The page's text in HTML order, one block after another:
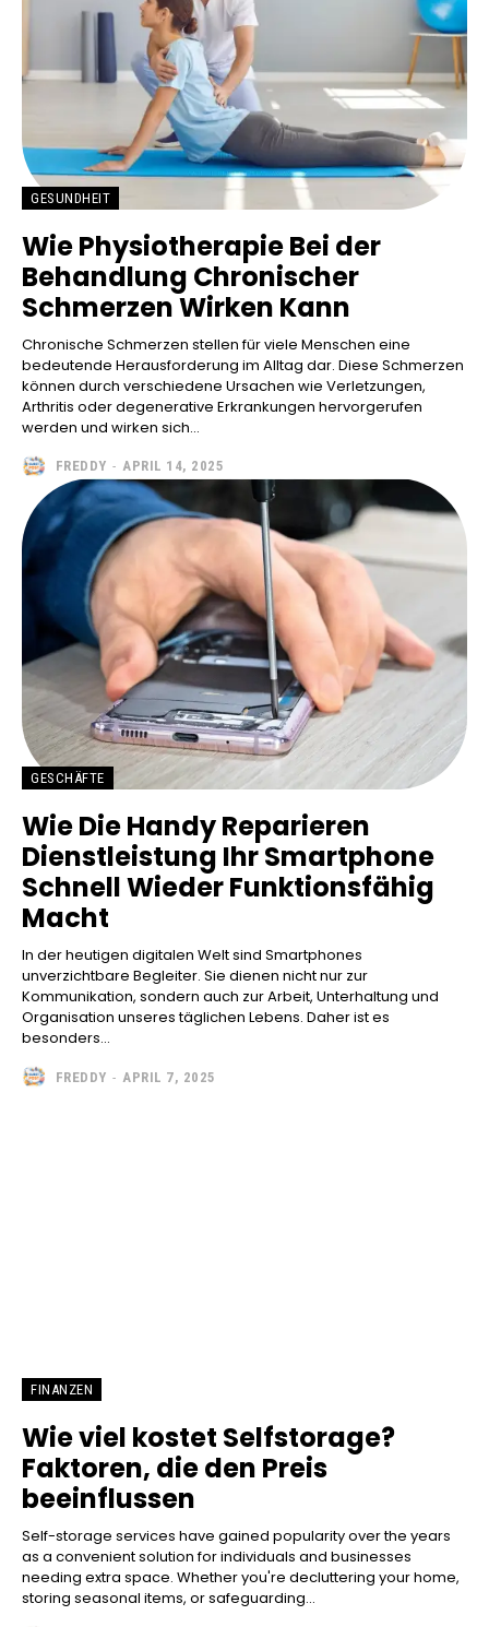
GESUNDHEIT
Wie Physiotherapie Bei der
Behandlung Chronischer
Schmerzen Wirken Kann
Chronische Schmerzen stellen für viele Menschen eine
bedeutende Herausforderung im Alltag dar. Diese Schmerzen
können durch verschiedene Ursachen wie Verletzungen,
Arthritis oder degenerative Erkrankungen hervorgerufen
werden und wirken sich...
FREDDY - APRIL 14, 2025
GESCHÄFTE
Wie Die Handy Reparieren
Dienstleistung Ihr Smartphone
Schnell Wieder Funktionsfähig
Macht
In der heutigen digitalen Welt sind Smartphones
unverzichtbare Begleiter. Sie dienen nicht nur zur
Kommunikation, sondern auch zur Arbeit, Unterhaltung und
Organisation unseres täglichen Lebens. Daher ist es
besonders...
FREDDY - APRIL 7, 2025
FINANZEN
Wie viel kostet Selfstorage?
Faktoren, die den Preis
beeinflussen
Self-storage services have gained popularity over the years
as a convenient solution for individuals and businesses
needing extra space. Whether you're decluttering your home,
storing seasonal items, or safeguarding...